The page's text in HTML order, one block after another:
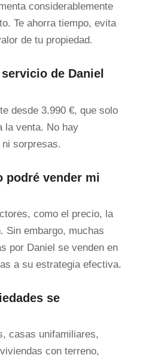
considerablemente
Te ahorra tiempo, evita
de tu propiedad.
de Daniel
desde 3.990 €, que solo
la venta. No hay
sorpresas.
podré vender mi
como el precio, la
Sin embargo, muchas
por Daniel se venden en
a su estrategia efectiva.
se
casas unifamiliares,
con terreno,